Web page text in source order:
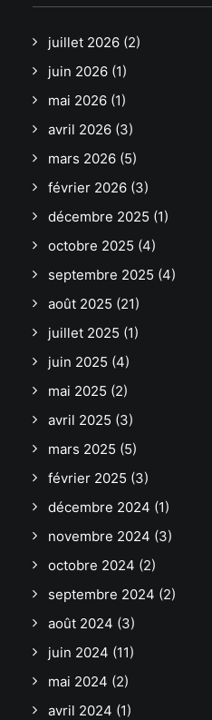
juillet 2026 (2)
juin 2026 (1)
mai 2026 (1)
avril 2026 (3)
mars 2026 (5)
février 2026 (3)
décembre 2025 (1)
octobre 2025 (4)
septembre 2025 (4)
août 2025 (21)
juillet 2025 (1)
juin 2025 (4)
mai 2025 (2)
avril 2025 (3)
mars 2025 (5)
février 2025 (3)
décembre 2024 (1)
novembre 2024 (3)
octobre 2024 (2)
septembre 2024 (2)
août 2024 (3)
juin 2024 (11)
mai 2024 (2)
avril 2024 (1)